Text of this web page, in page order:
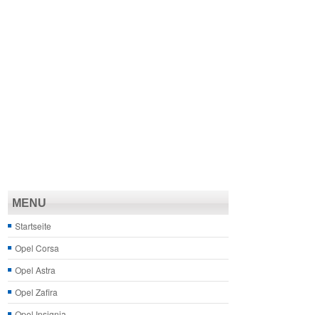
MENU
Startseite
Opel Corsa
Opel Astra
Opel Zafira